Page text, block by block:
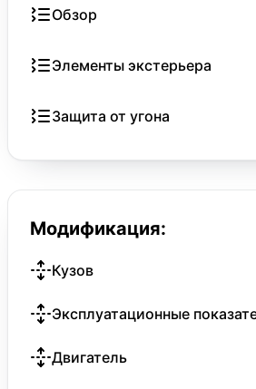
Обзор
Элементы экстерьера
Защита от угона
Модификация:
Кузов
Эксплуатационные
Двигатель